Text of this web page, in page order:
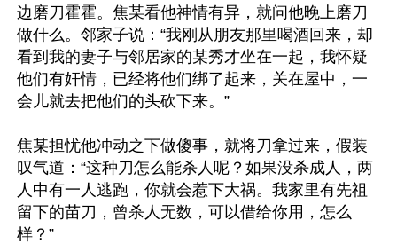
边磨刀霍霍。焦某看他神情有异，就问他晚上磨刀
做什么。邻家子说：“我刚从朋友那里喝酒回来，却
看到我的妻子与邻居家的某秀才坐在一起，我怀疑
他们有奸情，已经将他们绑了起来，关在屋中，一
会儿就去把他们的头砍下来。”
焦某担忧他冲动之下做傻事，就将刀拿过来，假装
叹气道：“这种刀怎么能杀人呢？如果没杀成人，两
人中有一人逃跑，你就会惹下大祸。我家里有先祖
留下的苗刀，曾杀人无数，可以借给你用，怎么
样？”